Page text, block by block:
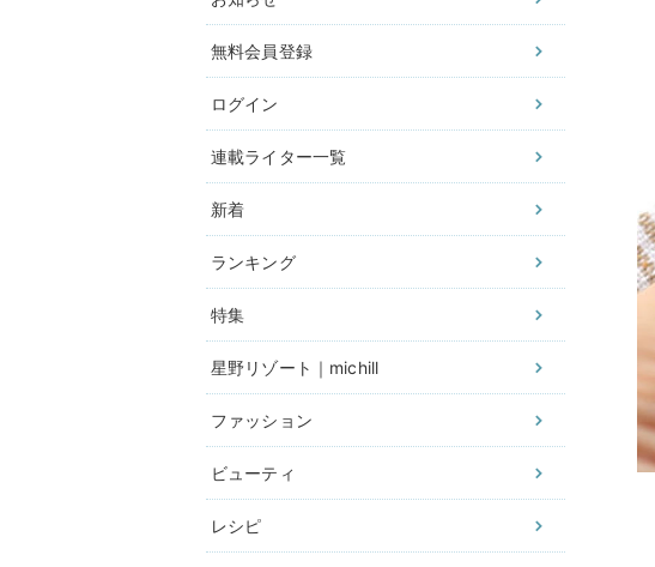
無料会員登録
ログイン
連載ライター一覧
新着
ランキング
特集
星野リゾート｜michill
ファッション
ビューティ
レシピ